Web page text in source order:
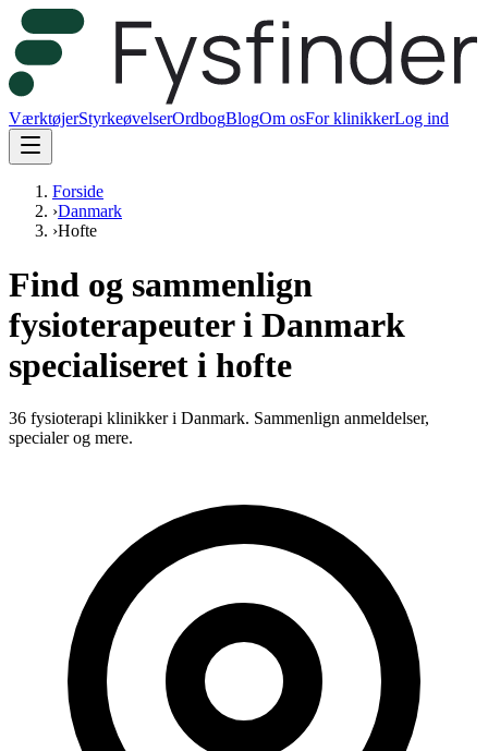
VærktøjerStyrkeøvelserOrdbogBlogOm osFor klinikkerLog ind
Forside
›Danmark
›Hofte
Find og sammenlign
fysioterapeuter i Danmark
specialiseret i hofte
36 fysioterapi klinikker i Danmark. Sammenlign anmeldelser,
specialer og mere.